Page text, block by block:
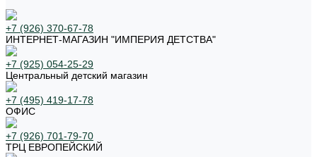
+7 (926) 370-67-78
ИНТЕРНЕТ-МАГАЗИН "ИМПЕРИЯ ДЕТСТВА"
+7 (925) 054-25-29
Центральный детский магазин
+7 (495) 419-17-78
ОФИС
+7 (926) 701-79-70
ТРЦ ЕВРОПЕЙСКИЙ